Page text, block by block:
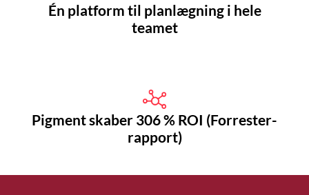
Én platform til planlægning i hele
teamet
Pigment skaber 306 % ROI (Forrester-
rapport)